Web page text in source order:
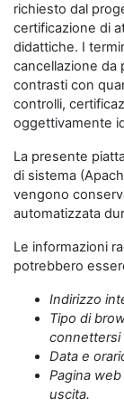
richiesto dal
certificazione di
didattiche. I
cancellazione da
contrasti con
controlli,
oggettivamente
La presente
di sistema
vengono
automatizzata
Le informazioni
potrebbero
Indirizzo
Tipo di
connettersi
Data e
Pagina
uscita.